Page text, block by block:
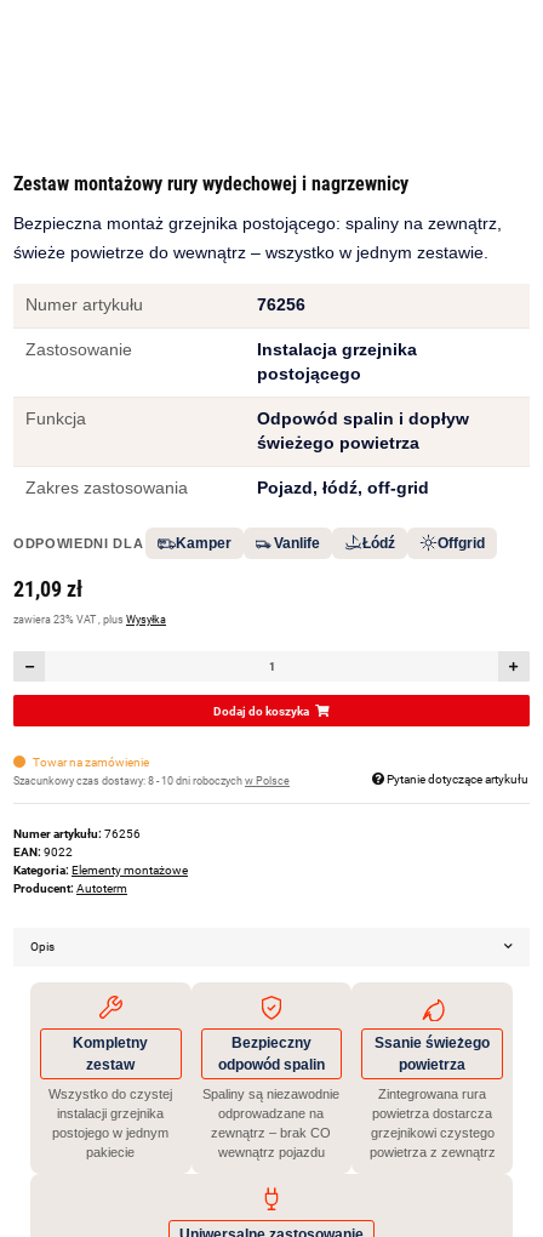
Zestaw montażowy rury wydechowej i nagrzewnicy
Bezpieczna montaż grzejnika postojącego: spaliny na zewnątrz,
świeże powietrze do wewnątrz – wszystko w jednym zestawie.
Numer artykułu 76256
Zastosowanie
Instalacja grzejnika
postojącego
Funkcja
Odpowód spalin i dopływ
świeżego powietrza
Zakres zastosowania Pojazd, łódź, off-grid
ODPOWIEDNI DLA Kamper Vanlife Łódź Offgrid
21,09 zł
zawiera 23% VAT , plus Wysyłka
Dodaj do koszyka
Towar na zamówienie
Szacunkowy czas dostawy: 8 - 10 dni roboczych w Polsce Pytanie dotyczące artykułu
Numer artykułu: 76256
EAN: 9022
Kategoria: Elementy montażowe
Producent: Autoterm
Opis
Kompletny
zestaw
Wszystko do czystej
instalacji grzejnika
postojego w jednym
pakiecie
Bezpieczny
odpowód spalin
Spaliny są niezawodnie
odprowadzane na
zewnątrz – brak CO
wewnątrz pojazdu
Ssanie świeżego
powietrza
Zintegrowana rura
powietrza dostarcza
grzejnikowi czystego
powietrza z zewnątrz